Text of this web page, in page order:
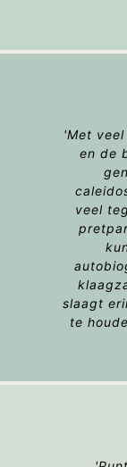
'Met
en de
veel
slaagt
te